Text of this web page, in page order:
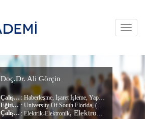
Doç.Dr. Ali Görçin
Çalışma Alanları:Haberleşme, İşaret İşleme,Yapay Zeka
Yapay
Eğitim Durumu
: University Of South Florida, (Doktora)
Çalıştığı Birim :Elektrik-Elektronik, Elektronik ve Haberleşme Mühendisliği Bölümü